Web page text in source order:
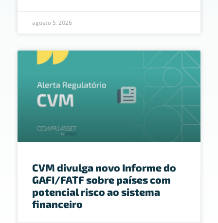
agosto 5, 2026
CVM divulga novo Informe do
GAFI/FATF sobre países com
potencial risco ao sistema
financeiro